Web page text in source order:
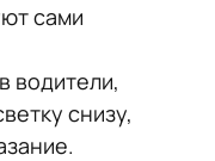
сами
водители,
снизу,